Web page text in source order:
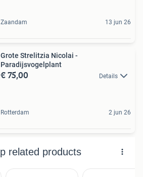
Zaandam 13 jun 26
Grote Strelitzia Nicolai -
Paradijsvogelplant
€ 75,00 Details
Rotterdam 2 jun 26